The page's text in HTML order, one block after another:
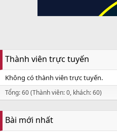
Thành viên trực tuyến
Không có thành viên trực tuyến.
Tổng: 60 (Thành viên: 0, khách: 60)
Bài mới nhất